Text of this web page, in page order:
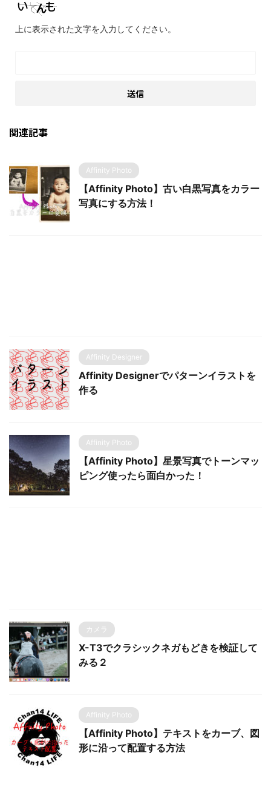
上に表示された文字を入力してください。
関連記事
Affinity Photo
【Affinity Photo】古い白黒写真をカラー
写真にする方法！
Affinity Designer
Affinity Designerでパターンイラストを
作る
Affinity Photo
【Affinity Photo】星景写真でトーンマッ
ピング使ったら面白かった！
カメラ
X-T3でクラシックネガもどきを検証して
みる２
Affinity Photo
【Affinity Photo】テキストをカーブ、図
形に沿って配置する方法